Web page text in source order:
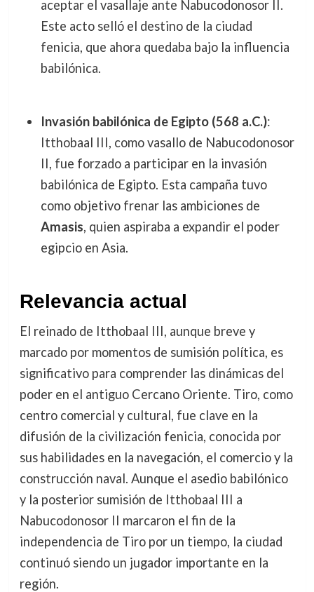
aceptar el vasallaje ante Nabucodonosor II.
Este acto selló el destino de la ciudad
fenicia, que ahora quedaba bajo la influencia
babilónica.
Invasión babilónica de Egipto (568 a.C.):
Itthobaal III, como vasallo de Nabucodonosor
II, fue forzado a participar en la invasión
babilónica de Egipto. Esta campaña tuvo
como objetivo frenar las ambiciones de
Amasis, quien aspiraba a expandir el poder
egipcio en Asia.
Relevancia actual
El reinado de Itthobaal III, aunque breve y
marcado por momentos de sumisión política, es
significativo para comprender las dinámicas del
poder en el antiguo Cercano Oriente. Tiro, como
centro comercial y cultural, fue clave en la
difusión de la civilización fenicia, conocida por
sus habilidades en la navegación, el comercio y la
construcción naval. Aunque el asedio babilónico
y la posterior sumisión de Itthobaal III a
Nabucodonosor II marcaron el fin de la
independencia de Tiro por un tiempo, la ciudad
continuó siendo un jugador importante en la
región.